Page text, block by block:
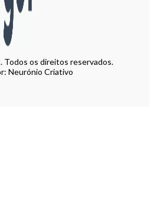
os direitos reservados.
Neurónio Criativo